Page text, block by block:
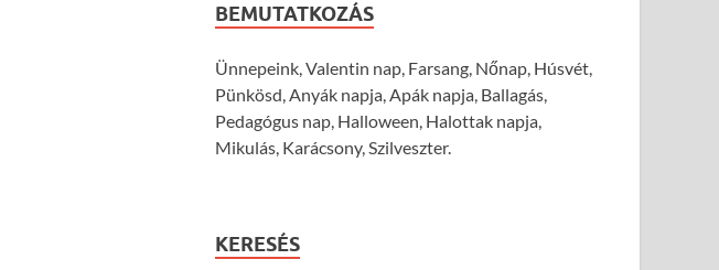
BEMUTATKOZÁS
Ünnepeink, Valentin nap, Farsang, Nőnap, Húsvét,
Pünkösd, Anyák napja, Apák napja, Ballagás,
Pedagógus nap, Halloween, Halottak napja,
Mikulás, Karácsony, Szilveszter.
KERESÉS